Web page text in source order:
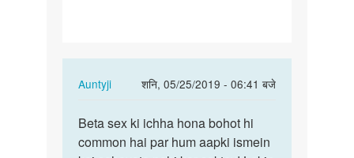
Auntyji
शनि, 05/25/2019 - 06:41 बजे
In
to
Me
Beta
sex
Beta sex ki ichha hona bohot hi
common hai par hum aapki ismein